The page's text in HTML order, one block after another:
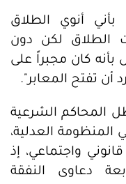
بأني أنوي الطلاق
الطلاق لكن دون
بأنه كان مجبراً على
أن تفتح المعابر".
المحاكم الشرعية
المنظومة العدلية،
واجتماعي، إذ
دعاوى النفقة